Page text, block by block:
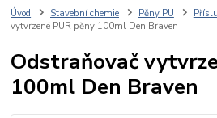
Úvod Stavební chemie Pěny PU
vytvrzené PUR pěny 100ml Den Braven
Odstraňovač
100ml Den Braven